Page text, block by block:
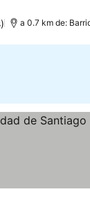
a 0.7 km de: